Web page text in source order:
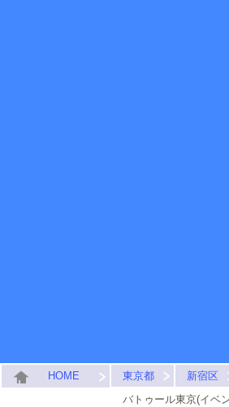
HOME 東京都
新宿区
バトゥール東京(イベ